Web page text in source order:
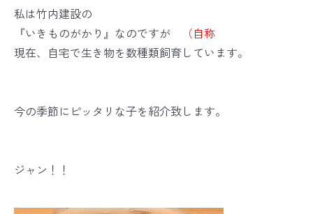
私は竹内建設の
『いきものがかり』なのですが
（自称
現在、自宅で生き物を数種類飼育しています。
今の季節にピッタリな子を紹介致します。
ジャン！！